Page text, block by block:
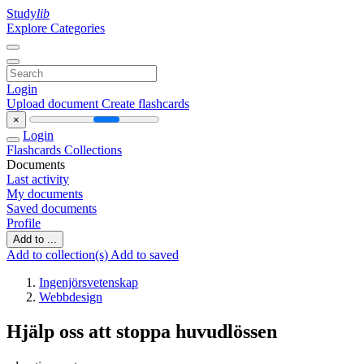
Studylib
Explore Categories
Login
Upload document Create flashcards
×
Login
Flashcards Collections
Documents
Last activity
My documents
Saved documents
Profile
Add to ...
Add to collection(s) Add to saved
Ingenjörsvetenskap
Webbdesign
Hjälp oss att stoppa huvudlössen